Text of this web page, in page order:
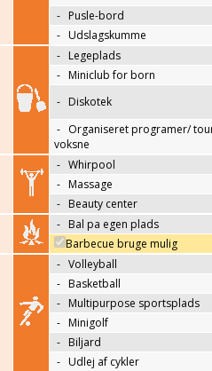
- Pusle-bord
- Udslagskumme
- Legeplads
- Miniclub for born
- Diskotek
- Organiseret programer/
voksne
- Whirpool
- Massage
- Beauty center
- Bal pa egen plads
Barbecue bruge mulig
- Volleyball
- Basketball
- Multipurpose sportsplads
- Minigolf
- Biljard
- Udlej af cykler